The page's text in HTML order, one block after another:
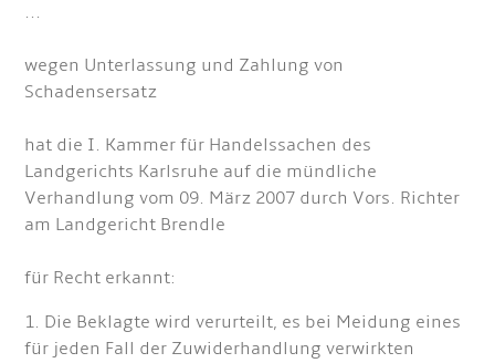
...
wegen Unterlassung und Zahlung von
Schadensersatz
hat die I. Kammer für Handelssachen des
Landgerichts Karlsruhe auf die mündliche
Verhandlung vom 09. März 2007 durch Vors. Richter
am Landgericht Brendle
für Recht erkannt:
1. Die Beklagte wird verurteilt, es bei Meidung eines
für jeden Fall der Zuwiderhandlung verwirkten